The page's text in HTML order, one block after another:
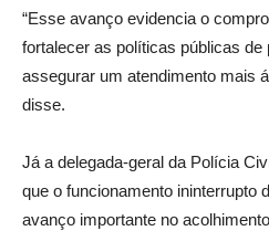
“Esse avanço evidencia o
fortalecer as políticas públicas
assegurar um atendimento mais
disse.
Já a delegada-geral da Polícia
que o funcionamento ininterrupto
avanço importante no